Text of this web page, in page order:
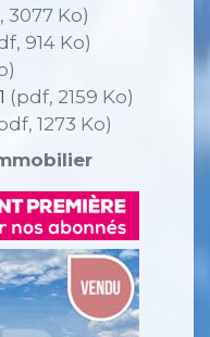
3077 Ko)
914 Ko)
(pdf, 2159 Ko)
1273 Ko)